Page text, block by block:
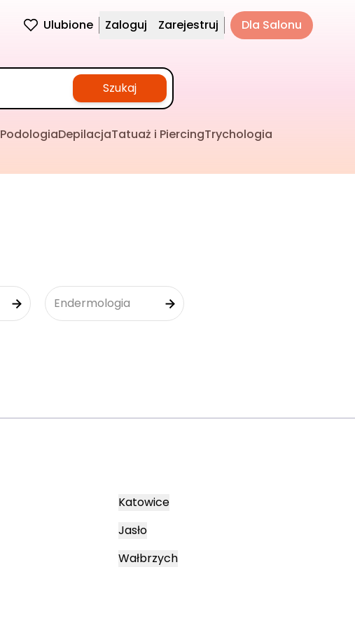
Ulubione Zaloguj Zarejestruj Dla Salonu
Szukaj
PodologiaDepilacjaTatuaż i PiercingTrychologia
Endermologia
Katowice
Jasło
Wałbrzych